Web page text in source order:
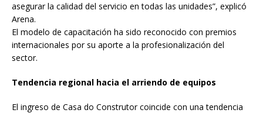
asegurar la calidad del servicio en todas las unidades”, explicó
Arena.
El modelo de capacitación ha sido reconocido con premios
internacionales por su aporte a la profesionalización del
sector.
Tendencia regional hacia el arriendo de equipos
El ingreso de Casa do Construtor coincide con una tendencia